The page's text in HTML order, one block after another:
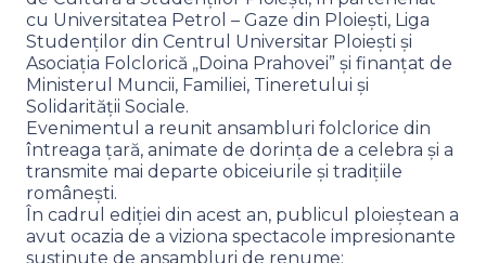
cu Universitatea Petrol – Gaze din Ploiești, Liga
Studenților din Centrul Universitar Ploiești și
Asociația Folclorică „Doina Prahovei” și finanțat de
Ministerul Muncii, Familiei, Tineretului și
Solidarității Sociale.
Evenimentul a reunit ansambluri folclorice din
întreaga țară, animate de dorința de a celebra și a
transmite mai departe obiceiurile și tradițiile
românești.
În cadrul ediției din acest an, publicul ploieștean a
avut ocazia de a viziona spectacole impresionante
susținute de ansambluri de renume: